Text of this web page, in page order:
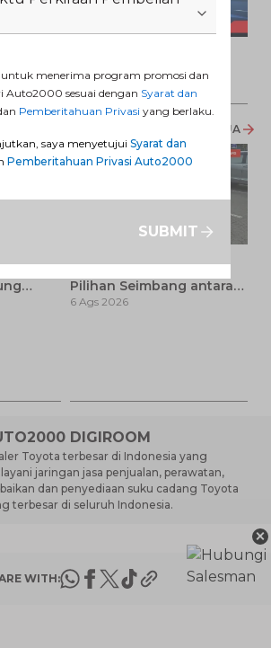
1 Jul 2026-31 Ags 2026
LIHAT SEMUA
Avanza 2017 Bekas:
Pilihan Seimbang antara
Harga dan Fitur Modern
6 Ags 2026
DIGIROOM
Toyota terbesar di Indonesia yang
jaringan jasa penjualan, perawatan,
dan penyediaan suku cadang Toyota
terbesar di seluruh Indonesia.
WITH:
×
untuk menerima program promosi dan
Auto2000 sesuai dengan Syarat dan
Pemberitahuan Privasi yang berlaku.
saya menyetujui Syarat dan
Pemberitahuan Privasi Auto2000
SUBMIT